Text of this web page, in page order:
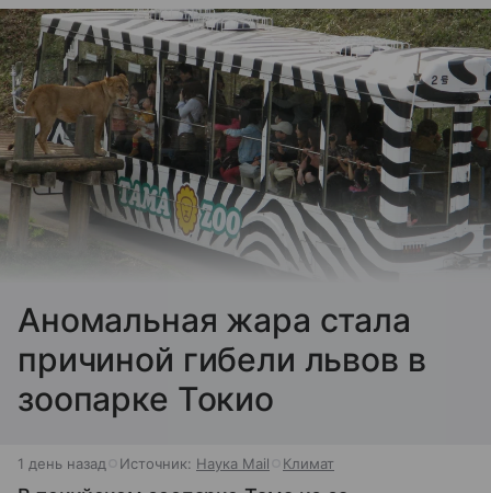
Аномальная жара стала
причиной гибели львов в
зоопарке Токио
1 день назад Источник: Наука Mail Климат